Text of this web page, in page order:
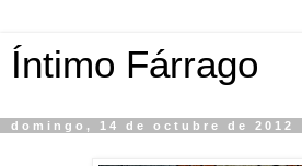
Íntimo Fárrago
domingo, 14 de octubre de 2012